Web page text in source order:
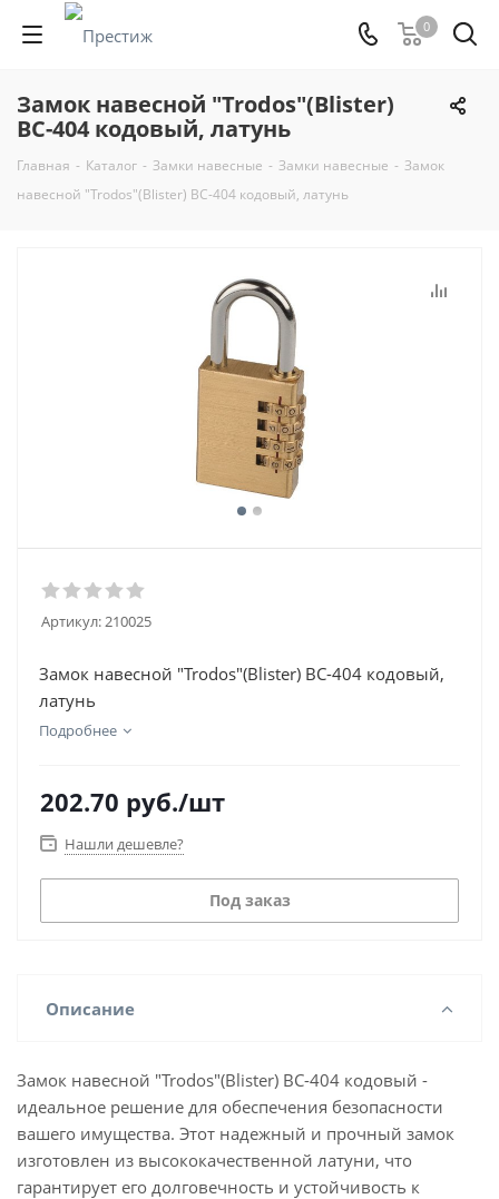
0
Замок навесной "Trodos"(Blister)
BC-404 кодовый, латунь
Главная - Каталог - Замки навесные - Замки навесные - Замок
навесной "Trodos"(Blister) BC-404 кодовый, латунь
Артикул:210025
Замок навесной "Trodos"(Blister) BC-404 кодовый,
латунь
Подробнее
202.70 руб./шт
Нашли дешевле?
Под заказ
Описание
Замок навесной "Trodos"(Blister) BC-404 кодовый -
идеальное решение для обеспечения безопасности
вашего имущества. Этот надежный и прочный замок
изготовлен из высококачественной латуни, что
гарантирует его долговечность и устойчивость к